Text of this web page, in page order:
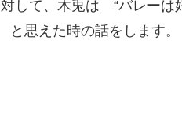
して、木兎は “バレー
思えた時の話をします。